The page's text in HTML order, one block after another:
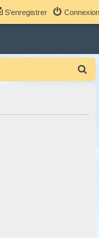
Connexion
S’enregistrer